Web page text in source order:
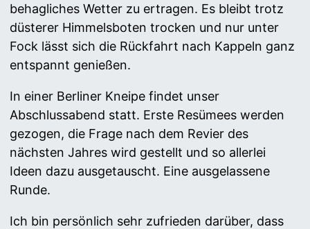
behagliches Wetter zu ertragen. Es bleibt trotz
düsterer Himmelsboten trocken und nur unter
Fock lässt sich die Rückfahrt nach Kappeln ganz
entspannt genießen.
In einer Berliner Kneipe findet unser
Abschlussabend statt. Erste Resümees werden
gezogen, die Frage nach dem Revier des
nächsten Jahres wird gestellt und so allerlei
Ideen dazu ausgetauscht. Eine ausgelassene
Runde.
Ich bin persönlich sehr zufrieden darüber, dass